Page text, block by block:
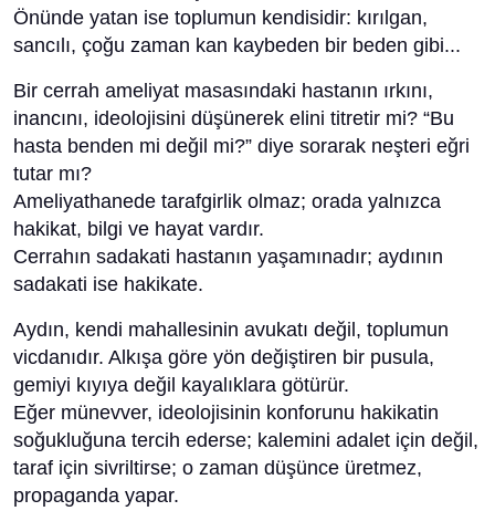
Önünde yatan ise toplumun kendisidir: kırılgan,
sancılı, çoğu zaman kan kaybeden bir beden gibi...
Bir cerrah ameliyat masasındaki hastanın ırkını,
inancını, ideolojisini düşünerek elini titretir mi? “Bu
hasta benden mi değil mi?” diye sorarak neşteri eğri
tutar mı?
Ameliyathanede tarafgirlik olmaz; orada yalnızca
hakikat, bilgi ve hayat vardır.
Cerrahın sadakati hastanın yaşamınadır; aydının
sadakati ise hakikate.
Aydın, kendi mahallesinin avukatı değil, toplumun
vicdanıdır. Alkışa göre yön değiştiren bir pusula,
gemiyi kıyıya değil kayalıklara götürür.
Eğer münevver, ideolojisinin konforunu hakikatin
soğukluğuna tercih ederse; kalemini adalet için değil,
taraf için sivriltirse; o zaman düşünce üretmez,
propaganda yapar.